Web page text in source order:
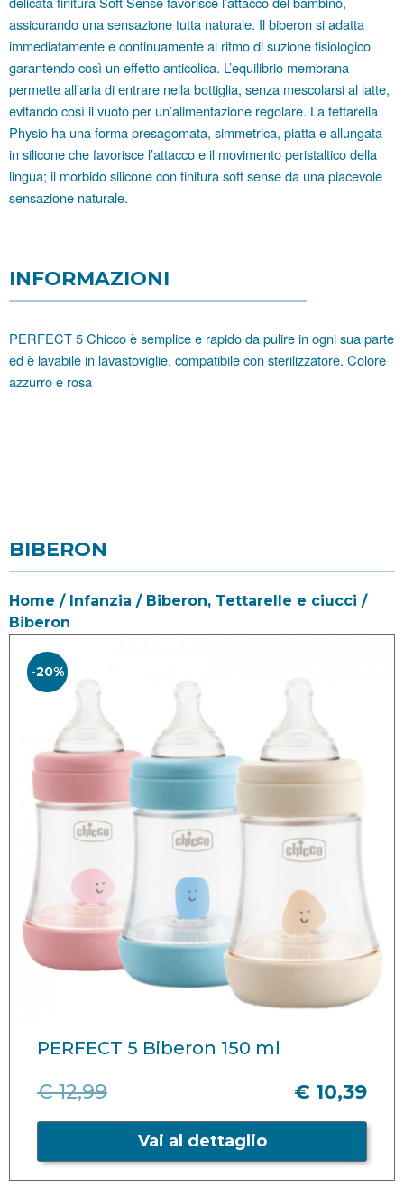
assicurando una sensazione tutta naturale. Il biberon si adatta
immediatamente e continuamente al ritmo di suzione fisiologico
garantendo così un effetto anticolica. L’equilibrio membrana
permette all’aria di entrare nella bottiglia, senza mescolarsi al latte,
evitando così il vuoto per un’alimentazione regolare. La tettarella
Physio ha una forma presagomata, simmetrica, piatta e allungata
in silicone che favorisce l’attacco e il movimento peristaltico della
lingua; il morbido silicone con finitura soft sense da una piacevole
sensazione naturale.
INFORMAZIONI
PERFECT 5 Chicco è semplice e rapido da pulire in ogni sua parte
ed è lavabile in lavastoviglie, compatibile con sterilizzatore. Colore
azzurro e rosa
BIBERON
Home / Infanzia / Biberon, Tettarelle e ciucci /
Biberon
-20%
PERFECT 5 Biberon 150 ml
€ 12,99 € 10,39
Vai al dettaglio